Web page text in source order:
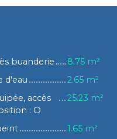
buanderie
8.75 m²
d'eau
2.65 m²
accès
: O
25.23 m²
1.65 m²